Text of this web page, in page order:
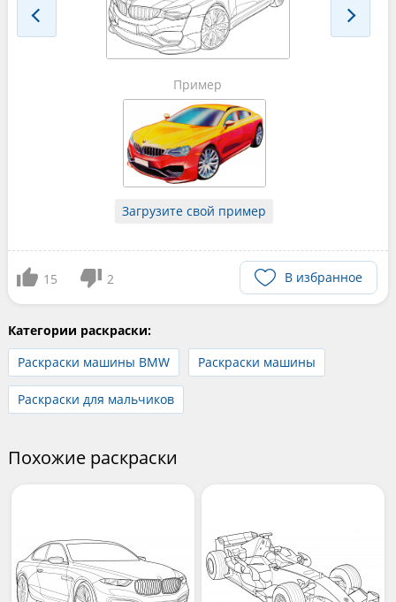
Пример
Загрузите свой пример
15 2 В избранное
Категории раскраски:
Раскраски машины BMW
Раскраски машины
Раскраски для мальчиков
Похожие раскраски